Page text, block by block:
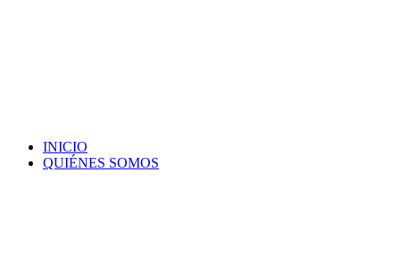
INICIO
QUIÉNES SOMOS